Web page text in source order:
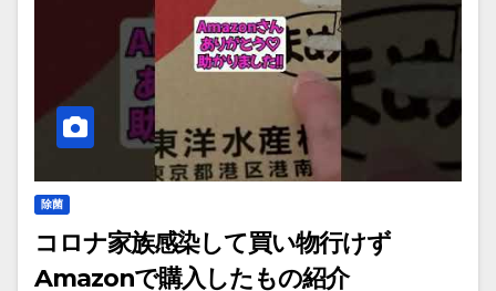
除菌
コロナ家族感染して買い物行けず
Amazonで購入したもの紹介